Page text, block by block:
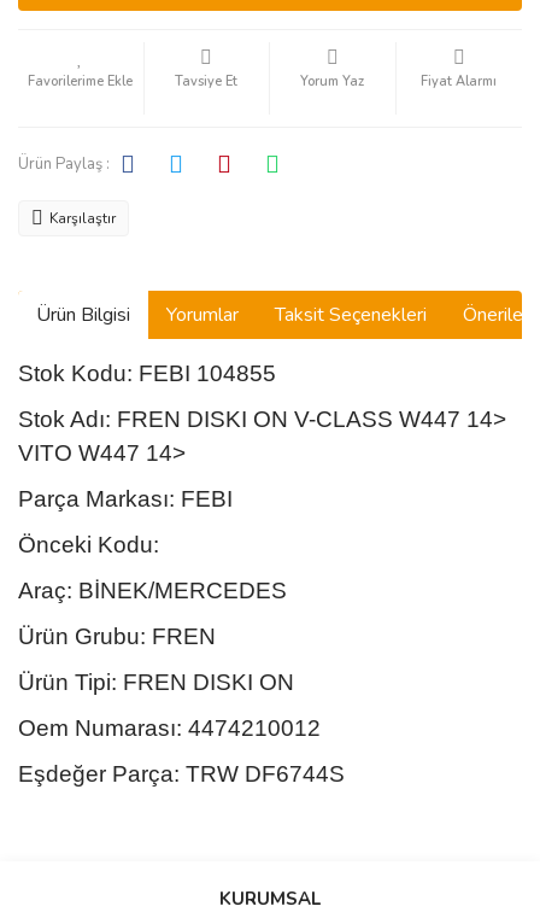
Tavsiye Et Yorum Yaz Fiyat Alarmı
Ürün Paylaş :
Karşılaştır
Ürün Bilgisi Yorumlar Taksit Seçenekleri
Stok Kodu: FEBI 104855
Stok Adı: FREN DISKI ON V-CLASS W447 14>
VITO W447 14>
Parça Markası: FEBI
Önceki Kodu:
Araç: BİNEK/MERCEDES
Ürün Grubu: FREN
Ürün Tipi: FREN DISKI ON
Oem Numarası: 4474210012
Eşdeğer Parça: TRW DF6744S
Bu ürüne ilk yorumu siz yapın!
KURUMSAL